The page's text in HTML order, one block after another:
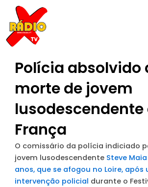
content
Polícia absolvido
morte de jovem
lusodescendente
França
O comissário da polícia indiciado
jovem lusodescendente Steve
anos, que se afogou no Loire, após
intervenção policial durante o